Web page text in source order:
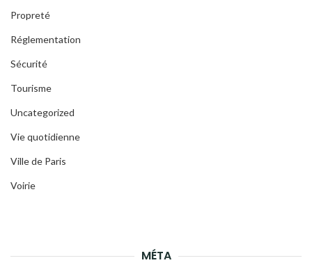
Propreté
Réglementation
Sécurité
Tourisme
Uncategorized
Vie quotidienne
Ville de Paris
Voirie
MÉTA